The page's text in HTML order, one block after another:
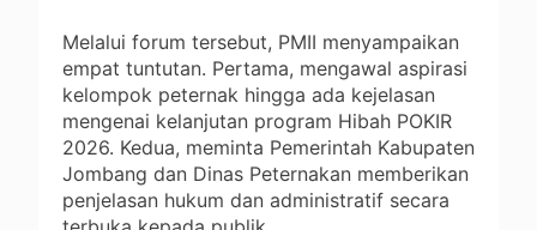
Melalui forum tersebut, PMII menyampaikan
empat tuntutan. Pertama, mengawal aspirasi
kelompok peternak hingga ada kejelasan
mengenai kelanjutan program Hibah POKIR
2026. Kedua, meminta Pemerintah Kabupaten
Jombang dan Dinas Peternakan memberikan
penjelasan hukum dan administratif secara